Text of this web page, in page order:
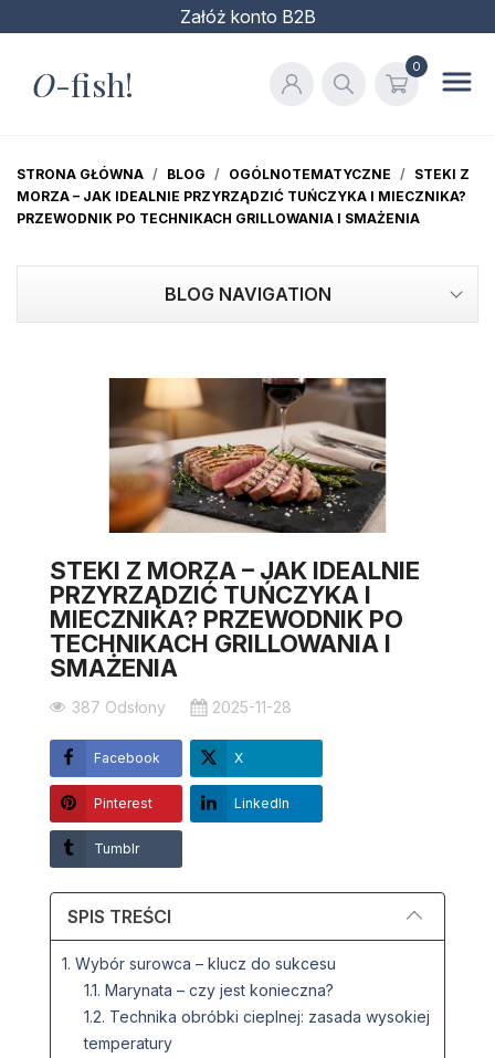
Załóż konto B2B
O-fish! 0
STRONA GŁÓWNA BLOG OGÓLNOTEMATYCZNE
STEKI Z
MORZA – JAK IDEALNIE PRZYRZĄDZIĆ TUŃCZYKA I MIECZNIKA?
PRZEWODNIK PO TECHNIKACH GRILLOWANIA I SMAŻENIA
BLOG NAVIGATION
STEKI Z MORZA – JAK IDEALNIE
PRZYRZĄDZIĆ TUŃCZYKA I
MIECZNIKA? PRZEWODNIK PO
TECHNIKACH GRILLOWANIA I
SMAŻENIA
387 Odsłony 2025-11-28
Facebook X
Pinterest LinkedIn
Tumblr
SPIS TREŚCI
1. Wybór surowca – klucz do sukcesu
1.1. Marynata – czy jest konieczna?
1.2. Technika obróbki cieplnej: zasada wysokiej
temperatury